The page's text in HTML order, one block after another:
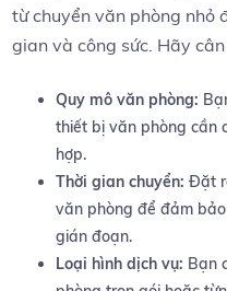
từ chuyển văn⁢ phòng nhỏ
gian và công sức. Hãy⁤
Quy mô văn phòng:
thiết bị văn phòng‌ cần
hợp.
Thời gian chuyển: Đặt
văn ‌phòng ⁢để đảm
gián đoạn.
Loại hình dịch vụ: Bạn